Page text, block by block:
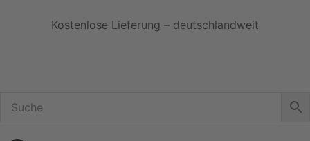
Kostenlose Lieferung – deutschlandweit